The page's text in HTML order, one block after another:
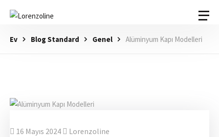
Ev Blog Standard Genel Alüminyum Kapı Modelleri
16 Mayıs 2024 Lorenzoline